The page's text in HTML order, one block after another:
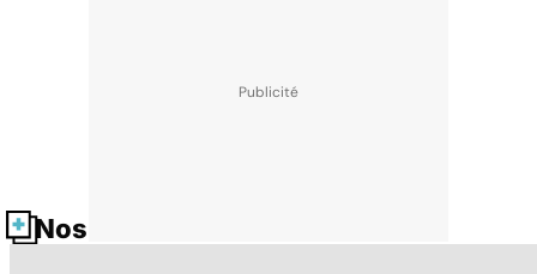
Nos fiches santé